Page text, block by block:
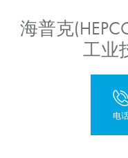
海普克
工业